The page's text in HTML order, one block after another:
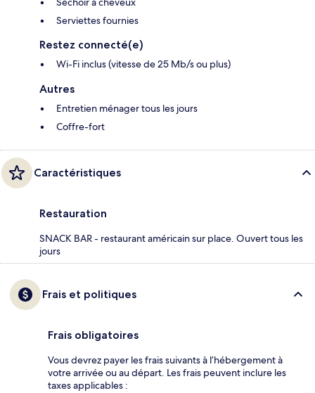
Serviettes fournies
Restez connecté(e)
Wi-Fi inclus (vitesse de 25 Mb/s ou plus)
Autres
Entretien ménager tous les jours
Coffre-fort
Caractéristiques
Restauration
SNACK BAR - restaurant américain sur place. Ouvert tous les
jours
Frais et politiques
Frais obligatoires
Vous devrez payer les frais suivants à l’hébergement à
votre arrivée ou au départ. Les frais peuvent inclure les
taxes applicables :